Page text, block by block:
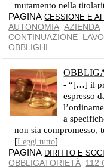
mutamento nella
PAGINACESSIONE E
AUTONOMIA AZIENDA
CONTINUAZIONE
OBBLIGHI
- “[…] il
espresso
a
non sia compromesso,
[Leggi tutto]
PAGINA DIRITTO E
OBBLIGATORIETÀ 112